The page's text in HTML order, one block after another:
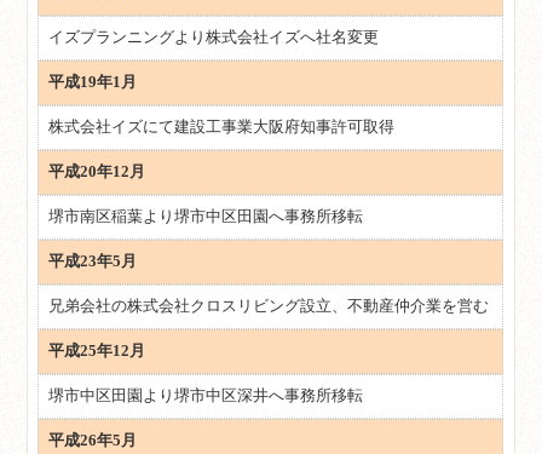
イズプランニングより株式会社イズへ社名変更
平成19年1月
株式会社イズにて建設工事業大阪府知事許可取得
平成20年12月
堺市南区稲葉より堺市中区田園へ事務所移転
平成23年5月
兄弟会社の株式会社クロスリビング設立、不動産仲介業を営む
平成25年12月
堺市中区田園より堺市中区深井へ事務所移転
平成26年5月